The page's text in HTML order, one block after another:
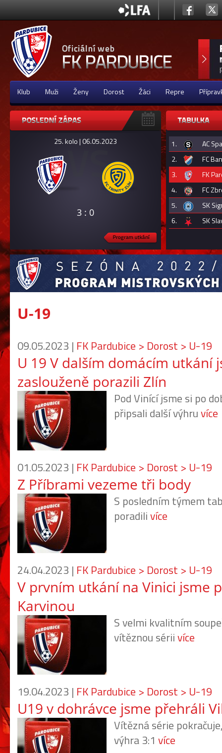
Klub Muži Ženy Dorost Žáci Repre
25. kolo | 06.05.2023
3 : 0
1.
AC
2.
FC
3.
FK
4.
FC
5.
SK
6.
SK
U-19
09.05.2023 | FK Pardubice > Dorost > U-19
U 19 V dalším domácím utkání
zaslouženě porazili Zlín
Pod Vinící jsme si po
připsali další výhruvíce
01.05.2023 | FK Pardubice > Dorost > U-19
Z Příbrami vezeme tři body
S posledním týmem
poradilivíce
24.04.2023 | FK Pardubice > Dorost > U-19
V prvním utkání na Vinici jsme
Karvinou
S velmi kvalitním
vítěznou sériivíce
19.04.2023 | FK Pardubice > Dorost > U-19
U19 v dohrávce jsme přehráli
Vítězná série
výhra 3:1 více